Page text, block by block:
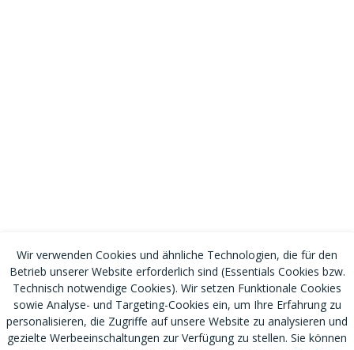
Wir verwenden Cookies und ähnliche Technologien, die für den
Betrieb unserer Website erforderlich sind (Essentials Cookies bzw.
Technisch notwendige Cookies). Wir setzen Funktionale Cookies
sowie Analyse- und Targeting-Cookies ein, um Ihre Erfahrung zu
personalisieren, die Zugriffe auf unsere Website zu analysieren und
gezielte Werbeeinschaltungen zur Verfügung zu stellen. Sie können